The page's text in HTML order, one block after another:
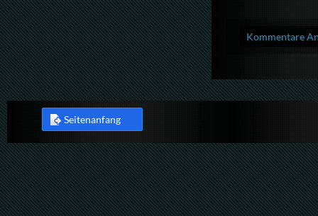
Kommentare
Seitenanfang